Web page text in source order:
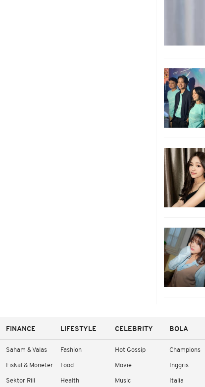
FINANCE
Saham & Valas
Fiskal & Moneter
Sektor Riil
LIFESTYLE
Fashion
Food
Health
CELEBRITY
Hot Gossip
Movie
Music
BOLA
Champions
Inggris
Italia